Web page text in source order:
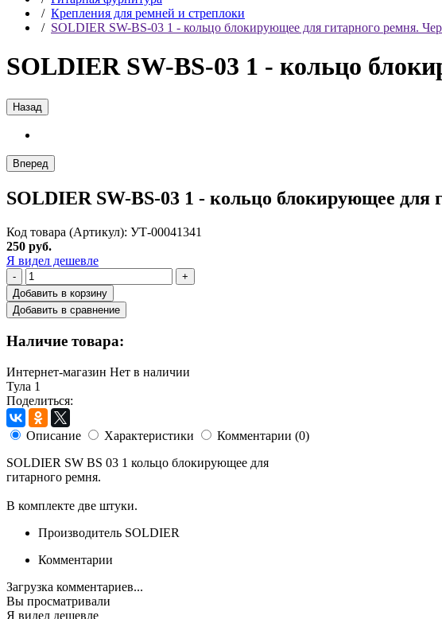
/ Крепления для ремней и стреплоки
/ SOLDIER SW-BS-03 1 - кольцо блокирующее для гитарного ремня.
SOLDIER SW-BS-03 1 - кольцо
Назад
Вперед
SOLDIER SW-BS-03 1 - кольцо блокирующее для
Код товара (Артикул): УТ-00041341
250 руб.
Я видел дешевле
-
+
Добавить в корзину
Добавить в сравнение
Наличие товара:
Интернет-магазин Нет в наличии
Тула 1
Поделиться:
Описание Характеристики
Комментарии (0)
SOLDIER SW BS 03 1 кольцо блокирующее для
гитарного ремня.
В комплекте две штуки.
Производитель SOLDIER
Комментарии
Загрузка комментариев...
Вы просматривали
Я видел дешевле